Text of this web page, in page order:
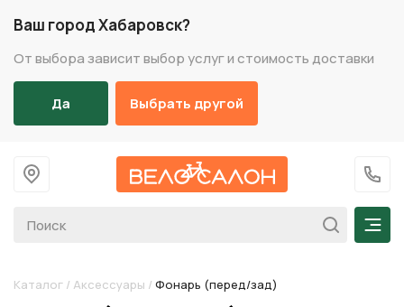
Ваш город Хабаровск?
От выбора зависит выбор услуг и стоимость доставки
Да Выбрать другой
На главную
+7
Каталог / Аксессуары / Фонарь (перед/зад)